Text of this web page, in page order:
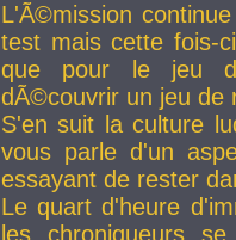
L'Ã©mission
test mais cette fois-
que pour le jeu
dÃ©couvrir un jeu de
S'en suit la culture
vous parle d'un
essayant de rester
Le quart d'heure
les chroniqueurs